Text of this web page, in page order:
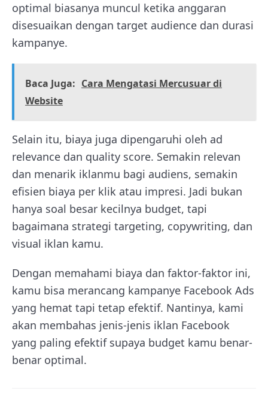
optimal biasanya muncul ketika anggaran
disesuaikan dengan target audience dan durasi
kampanye.
Baca Juga: Cara Mengatasi Mercusuar di
Website
Selain itu, biaya juga dipengaruhi oleh ad
relevance dan quality score. Semakin relevan
dan menarik iklanmu bagi audiens, semakin
efisien biaya per klik atau impresi. Jadi bukan
hanya soal besar kecilnya budget, tapi
bagaimana strategi targeting, copywriting, dan
visual iklan kamu.
Dengan memahami biaya dan faktor-faktor ini,
kamu bisa merancang kampanye Facebook Ads
yang hemat tapi tetap efektif. Nantinya, kami
akan membahas jenis-jenis iklan Facebook
yang paling efektif supaya budget kamu benar-
benar optimal.